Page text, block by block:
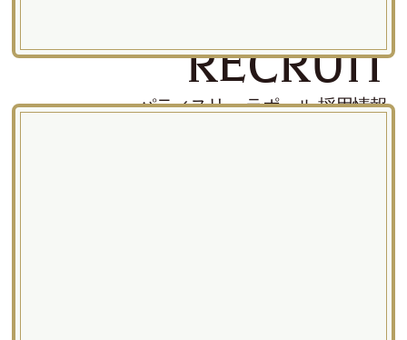
RECRUIT
パティスリー ラポール 採用情報